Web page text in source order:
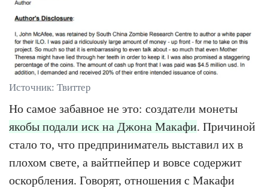
Источник: Твиттер
Но самое забавное не это: создатели монеты
якобы подали иск на Джона Макафи. Причиной
стало то, что предприниматель выставил их в
плохом свете, а вайтпейпер и вовсе содержит
оскорбления. Говорят, отношения с Макафи